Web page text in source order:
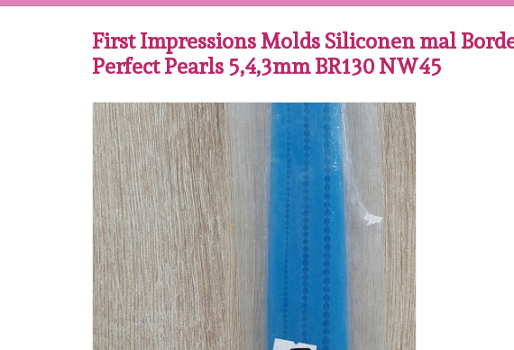
First Impressions Molds Siliconen mal
Perfect Pearls 5,4,3mm BR130 NW45